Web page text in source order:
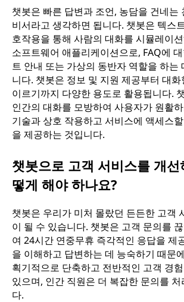
챗봇은 빠른 답변과 조언, 농담을 건네는
비서라고 생각하면 됩니다. 챗봇은 텍스
호작용을 통해 사람의 대화를 시뮬레이
소프트웨어 애플리케이션으로, FAQ에
트 안내 또는 가상의 동반자 역할을 하는
니다. 챗봇은 정보 및 지원 제공부터 대화
이르기까지 다양한 용도로 활용됩니다.
인간의 대화를 모방하여 사용자가 원활
기술과 상호 작용하고 서비스에 액세스
을 제공하는 것입니다.
챗봇으로 고객 서비스를 개선
떻게 해야 하나요?
챗봇은 우리가 미처 몰랐던 든든한 고객
이 될 수 있습니다. 챗봇은 고객 문의를
여 24시간 연중무휴 즉각적인 응답을 제
을 이해하고 답변하는 데 능숙하기 때문
획기적으로 단축하고 전반적인 고객 경
있으며, 인간 직원은 더 복잡한 문의를 처
다.